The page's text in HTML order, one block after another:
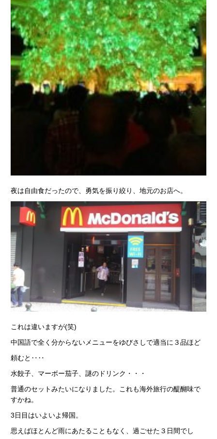
夜は自由食だったので、勇気を振り絞り、地元のお店へ。
これは違いますが(笑)
中国語で全く分からないメニューをゆびさしで適当に３品ほど
頼むと‥‥
水餃子、マーボー茄子、謎のドリンク・・・
普通のセットみたいになりました。これも海外旅行の醍醐味で
すかね。
3日目はいよいよ帰国。
思えばほとんど雨にあたることもなく、過ごせた３日間でし